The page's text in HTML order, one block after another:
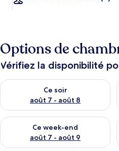
Options de
Vérifiez la disponibilité
Ce soir
août 7 - août 8
Vérifier la disponibilité pour ce
Ce week-end
août 7 - août 9
Vérifier la disponibilité pour ce